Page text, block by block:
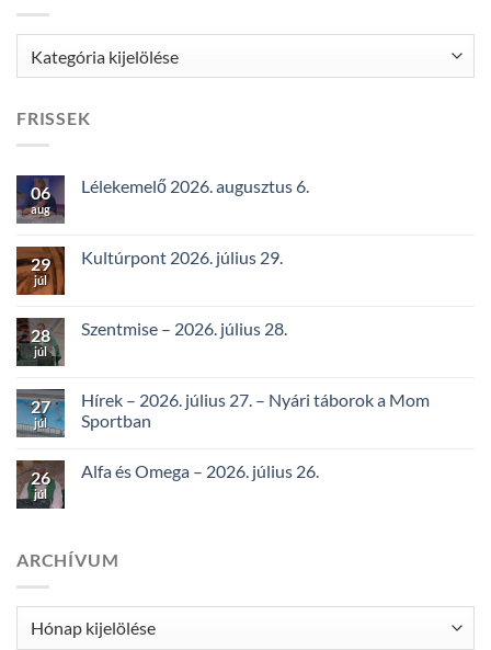
FRISSEK
06
aug
Lélekemelő 2026. augusztus 6.
29
júl
Kultúrpont 2026. július 29.
28
júl
Szentmise – 2026. július 28.
27
júl
Hírek – 2026. július 27. – Nyári táborok a Mom
Sportban
26
júl
Alfa és Omega – 2026. július 26.
ARCHÍVUM
Archívum